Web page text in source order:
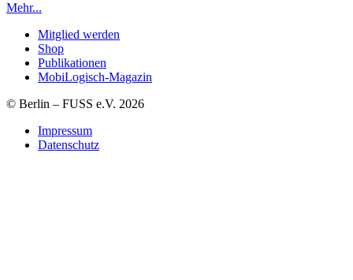
Mehr...
Mitglied werden
Shop
Publikationen
MobiLogisch-Magazin
© Berlin – FUSS e.V. 2026
Impressum
Datenschutz